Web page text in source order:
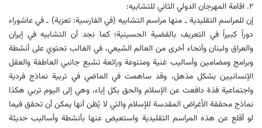
۲. اقامة المهرجان الدولي الثاني للتشابیه:
إن للمراسم التقلیدیة ـ منها مراسم التشابیه (في الفارسیة: تعزیة) ـ في عاشوراء
دوراً كبیراً في التعریف بالقضیة الحسینیة؛ كما نجد أن التشابیه في إيران
والعراق ولبنان وأنحاء أخرى من العالم الشيعي، في الغالب تحتوي على أنشطة
وبرامج ومضامين وأساليب غنية ومتنوعة ورائعة تشبع جانبي العاطفة والعقل
الإنسانيين بشكل مذهل، وقد ساهمت في الماضي في تربية نماذج فردية
واجتماعية فذة دافعت عن الإسلام والحق بكل إباء، وهي إلى اليوم تربي هكذا
نماذج محققة الأغراض المقدسة للإسلام والتي لا يُظن أنها يمكن أن تحقق فيما
لو أقلع عن هذه المراسم التقليدية واستعيض عنها بأنشطة وأساليب حديثة